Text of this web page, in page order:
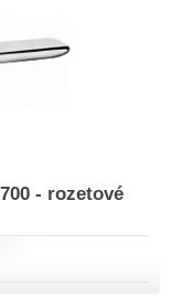
- rozetové